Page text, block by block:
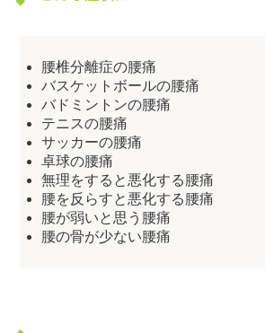
腰椎分離症の腰痛
バスケットボールの腰痛
バドミントンの腰痛
テニスの腰痛
サッカーの腰痛
卓球の腰痛
無理をすると悪化する腰痛
腰を反らすと悪化する腰痛
腰が弱いと思う腰痛
腰の骨が少ない腰痛